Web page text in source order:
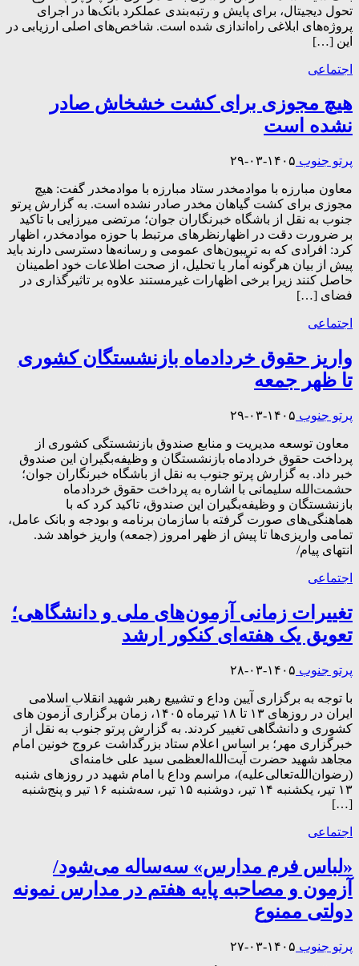
تحول دیجیتال، برای پایش و رتبه‌بندی عملکرد بانک‌ها در اجرای
پروژه‌های ابلاغی راه‌اندازی شده است. شاخص‌های اصلی ارزیابی در
این […]
اجتماعی
هیچ مجوزی برای کشت خشخاش صادر
نشده است
پرتو جنوب ۱۴۰۵-۰۳-۲۹
معاون مبارزه با موادمخدر ستاد مبارزه با موادمخدر گفت: هیچ
مجوزی برای کشت گیاهان مخدر صادر نشده است. به گزارش پرتو
جنوب به نقل از باشگاه خبرنگاران جوان؛ مرتضی میرزایی با تاکید
بر ضرورت دقت در اظهارنظرهای مرتبط با حوزه موادمخدر، اظهار
کرد: افرادی که به تریبون‌های عمومی و رسانه‌ها دسترسی دارند باید
پیش از بیان هرگونه آمار یا تحلیل، از صحت اطلاعات خود اطمینان
حاصل کنند زیرا برخی اظهارات غیرمستند علاوه بر تاثیرگذاری در
فضای […]
اجتماعی
واریز حقوق خردادماه بازنشستگان کشوری
تا ظهر جمعه
پرتو جنوب ۱۴۰۵-۰۳-۲۹
معاون توسعه مدیریت و منابع صندوق بازنشستگی کشوری از
پرداخت حقوق خردادماه بازنشستگان و وظیفه‌بگیران این صندوق
خبر داد. به گزارش پرتو جنوب به نقل از باشگاه خبرنگاران جوان؛
حشمت‌الله سلیمانی با اشاره به پرداخت حقوق خردادماه
بازنشستگان و وظیفه‌بگیران این صندوق، تاکید کرد که با
هماهنگی‌های صورت گرفته با سازمان برنامه و بودجه و بانک عامل،
تمامی واریزی‌ها تا پیش از ظهر امروز (جمعه) واریز خواهد شد.
انتهای پیام/
اجتماعی
تغییرات زمانی آزمون‌های ملی و دانشگاهی؛
تعویق یک هفته‌ای کنکور ارشد
پرتو جنوب ۱۴۰۵-۰۳-۲۸
با توجه به برگزاری آیین وداع و تشییع رهبر شهید انقلاب اسلامی
ایران در روزهای ۱۳ تا ۱۸ تیرماه ۱۴۰۵، زمان برگزاری آزمون های
کشوری و دانشگاهی تغییر کردند. به گزارش پرتو جنوب به نقل از
خبرگزاری مهر؛ بر اساس اعلام ستاد بزرگداشت عروج خونین امام
مجاهد شهید حضرت آیت‌الله‌العظمی سید علی خامنه‌ای‌
(رضوان‌الله‌تعالی‌علیه)، مراسم وداع با امام شهید در روزهای شنبه
۱۳ تیر، یکشنبه ۱۴ تیر، دوشنبه ۱۵ تیر، سه‌شنبه ۱۶ تیر و پنج‌شنبه
[…]
اجتماعی
«لباس فرم مدارس» سه‌ساله می‌شود/
آزمون و مصاحبه پایه هفتم در مدارس نمونه
دولتی ممنوع
پرتو جنوب ۱۴۰۵-۰۳-۲۷